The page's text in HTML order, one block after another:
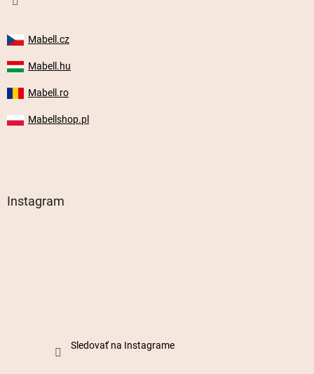
Mabell.cz
Mabell.hu
Mabell.ro
Mabellshop.pl
Instagram
Sledovať na Instagrame